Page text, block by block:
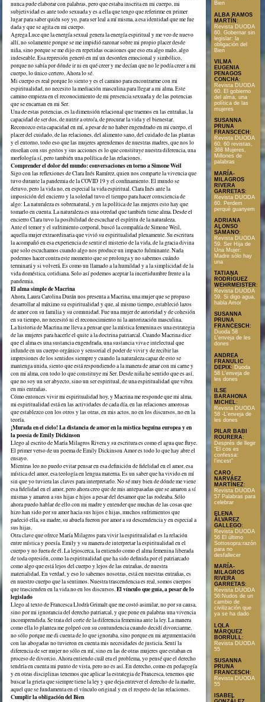
nunca pude elaborar con palabras, pero que estaba inscrita en mi cuerpo, mi
subjetividad es ante todo sexuada y es a ella que tengo que referirme en primer
lugar para saber quién soy yo, para ser leal a mí misma, a esa identidad que me fue
dada y que se agita en mi cuerpo.
Agrega Luce que la energía sexual genera la energía espiritual y me veo de nuevo
allí, no solamente porque se me impidió razonar sobre mi propio placer desde
niña, sino porque se me dijo en repetidas ocasiones que eso era algo malo, algo
indeseable. Esa represión generó en mí un desorden emocional y simbólico,
porque no sabía por dónde ir ni en qué creer y me decían que no le podía creer a mi
cuerpo, lo único certero. Ahora lo sé.
Mi cuerpo es real porque lo siento y es el camino para encontrarme con mi
espiritualidad, no necesito la mediación masculina para llegar a mi alma. Este
camino empieza en el reconocimiento de mi presencia sexuada y de las potencias
que se encarnan en mi Ser.
Una de estas potencias, es la dimensión relacional que traemos en las entrañas, la
capacidad de ser dos, de nutrir a otro/a, de procurar la vida y el bienestar.
Reconozco esta capacidad en mí, a pesar de no haber engendrado en mi cuerpo, el
placer del cuidado, de las relaciones, del alimento sano, del cuidado de las plantas
y el entorno, todo eso que las mujeres aprendemos de nuestras madres, que nos lo
enseñan con sus gestos y sus acciones es lo que constituye nuestra diferencia, una
morfología sí, pero también una política de las relaciones.
Comprender el dolor del mundo: conversaciones en torno a Simone Weil
Sigo con las reflexiones de Clara Inés Ramírez, quien nos comparte la vivencia que
tuvo durante la pandemia de la COVID 19 y el confinamiento. El mundo se
detuvo, pero la vida no, en especial la vida espiritual. Clara Inés ante la
imposición del encierro y la soledad tuvo el tiempo para hacer consciencia de
algo: La naturaleza es sobrenatural, y en la política de las mujeres esto hay que
tomarlo en cuenta. La naturaleza es una otredad que también tiene alma. Desde el
encierro Clara tuvo la posibilidad de escuchar el espíritu de la naturaleza.
Ante el temor y el sufrimiento corporal, buscó la compañía de Simone Weil,
aquella mujer extraordinaria que vivió su espiritualidad plenamente. Su escritura
la acompañó en esa experiencia de sentir el misterio de la vida, de la gracia divina
que solo escuchamos cuando algo nos produce un impacto fulminante. Nada
podemos hacer contra este momento que se prolonga y no sabemos cuándo
terminará y si volverá. Es como un llamado a la humildad y a la simplicidad de la
vida doméstica, cotidiana. Solo así podemos aceptar la incertidumbre frente a la
pandemia.
El alma simple de Macrina
Ahora, Laura Carolina Durán nos presenta a Macrina, una mujer que se propuso
desarrollar al máximo su espiritualidad y que, al mismo tiempo, estableció lazos
de amor con su familia y su comunidad. Fue una mujer de autoridad y de cohesión
en su tiempo, no necesitó ni el reconocimiento ni la autorización masculina.
La historia de Macrina me lleva a pensar que la mística femenina es una estrategia
de las mujeres para hacerle el quite a la doctrina patriarcal. Cuando Macrina dice
que el alma es una sustancia engendrada, una sustancia viva e intelectual que
infunde en un cuerpo orgánico y sensorial el poder de vivir y de recibir las
impresiones de los sentidos siempre y cuando la naturaleza capaz de esto se
mantenga unida, siento que está respondiendo a la manera de amar con mi carne y
con mi alma, con todo lo que constituye mi Ser. Desde niña he sentido que es así,
que no soy un ser abyecto, sino un ser espiritual, de una espiritualidad que vibra
en mis entrañas.
Cómo entonces vivir mi espiritualidad hoy, y Macrina me responde que mi alma,
mi espiritualidad está en las actividades de cada día, en las relaciones amorosas
que establezco con los otros y las otras, en mis actos, no en los discursos, no en la
teoría.
¡Murada en el cielo! La distancia de amor en la mística beguina europea y en
la poesía de Emily Dickinson
Llego al escrito de María Milagros Rivera y su escritura es como el agua que fluye.
El primer verso de un poema de Emily Dickinson Amor es todo lo que hay abre el
ensayo.
Mientras leo no puedo evitar pensar en esa definición de fidelidad en el amor, esa
mística del amor, esa teología en lengua materna. Es un saber que ha vivido en mí
sin que yo tuviera las claves para interpretarlo. No sé muy bien de dónde me viene
esa fidelidad en el amor, pero ahora creo que de mis antepasadas que se amaron a sí
mismas y amaron a sus hijas e hijos a pesar del desamor que las rodeaba. Sólo
ahora puedo hablar de ello con mi madre y entender que muchas de las cosas que
hizo han sido por su amor hacia sus hijos e hijas, muchos sufrimientos que
padeció ella, su madre, su abuela fueron por amor a su descendencia y en especial a
sus hijas.
Otra clave que ofrece María Milagros para vivir la espiritualidad es la relación
entre mística y poesía. Emily y su manera de interpretar la espiritualidad en el
cuerpo y no fuera de él. La lejoscerca, la entiendo como el alma femenina liberada
de toda opresión, como la espiritualidad que ha sido definida por el patriarcado
como algo que está lejos del cuerpo y lejos de las entrañas, de nuestra
materialidad. En verdad, y eso lo sabemos nosotras, está en nuestras entrañas, es
en nuestro cuerpo que la sentimos. Nuestra trascendencia es real, somos cuerpos
que trascienden en la vida no en los discursos.El vínculo que guía, a pesar de lo
legislado
Llego al texto de Francesca Llodrà Grimalt que me costó asimilar, no por su causa,
sino por mi ignorancia del derecho patriarcal, y que pone en palabras una vivencia
incomprendida. Se trata del corte de la diferencia femenina ante la ley. La manera
como ella lo plantea me golpeó con su contundencia cuando decidí divorciarme,
no sólo porque me di cuenta de lo que ignoraba, sino porque en mi argumentación
con las abogadas no tuvieron en cuenta mis necesidades de justicia. Sentí la
diferencia de ser mujer no sólo en mí, sino en las de otras mujeres que estaban en
proceso de divorcio. Ahora entiendo cuál era el problema, yo pensé que el derecho
tendría en cuenta mi punto de vista, pero no es así. En derecho, como en pedagogía
y en otras disciplinas tenemos que aplicar la estrategia de Francesca, tenemos que
buscar la grieta que siempre tiene la ley y que deja entrever el derecho de la madre,
aquel que se fundamenta en el vínculo original y en el respeto de las relaciones.
Cumplir la obligación del Bien
Bien
ALBA RAMOS
MARTÍN :
Revista DUODA
60. Gobernar sin
legislar: la
obligación del
Bien
VILMA
EUGENIA
PENAGOS
CONCHA:
Revista DUODA
60. El gobierno
del alma, una
política de las
mujeres
SUSANNA
PRUNA
FRANSCECH :
Revista DUODA
60. 60 revistas,
368 Mujeres,
Millones de
palabras
MARÍA-
MILAGROS
RIVERA
GARRETAS:
Revista DUODA
60. Perdem
perquè guanyem
ADRIANA
ALONSO
SÁMANO:
Revista DUODA
59. Ser Hija de
Una Mujer:
Madre sólo hay
una
TATIANA
RODRÍGUEZ
WEHRMEISTER:
Revista DUODA
59. Si digo agua,
habla Amor
SUSANNA
PRUNA
FRANCESCH :
Duoda 58
L'enveja de les
dones
ANDREA
FRANULIC
DEPIX: Duoda
58 L'enveja de
les dones
ILSE
BARAHONA
MICHEL:
Revista DUODA
58 -L'enveja de
les dones
PILAR BABI
ROURERA:
Després de llegir
“El cos es
confessa:
l’incest”
CARO
NARVÁEZ
MARTÍNEZ:
Revista DUODA
57 Palabras para
celebrar
ELENA
ÁLVAREZ
GALLEGO:
Revista DUODA
56 El último
Sottosopra:razón
para no
desfallecer
MARÍA-
MILAGROS
RIVERA
GARRETAS:
Revista DUODA
56:Nudos de un
cambio de
civilización que
ya se ha dado
LOLA
MÁRQUEZ
BORRULL :
Revista DUODA
55
SUSANNA
PRUNA
FRANCESCH :
Revista DUODA
55
ISABEL